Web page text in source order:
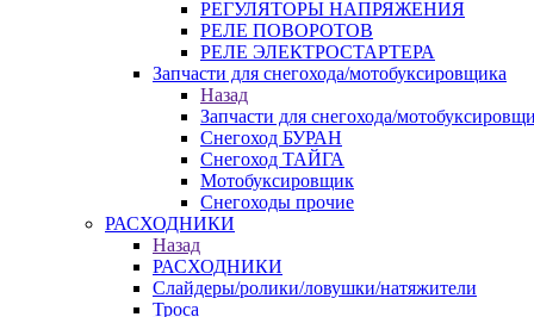
РЕГУЛЯТОРЫ НАПРЯЖЕНИЯ
РЕЛЕ ПОВОРОТОВ
РЕЛЕ ЭЛЕКТРОСТАРТЕРА
Запчасти для снегохода/мотобуксировщика
Назад
Запчасти для снегохода/
Снегоход БУРАН
Снегоход ТАЙГА
Мотобуксировщик
Снегоходы прочие
РАСХОДНИКИ
Назад
РАСХОДНИКИ
Слайдеры/ролики/ловушки/натяжители
Троса